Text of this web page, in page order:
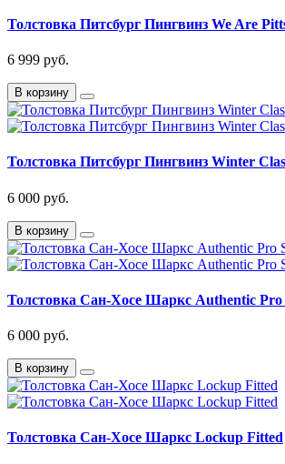
Толстовка Питсбург Пингвинз We Are
6 999 руб.
В корзину
Толстовка Питсбург Пингвинз Winter
6 000 руб.
В корзину
Толстовка Сан-Хосе Шаркс Authentic Pro
6 000 руб.
В корзину
Толстовка Сан-Хосе Шаркс Lockup Fitted